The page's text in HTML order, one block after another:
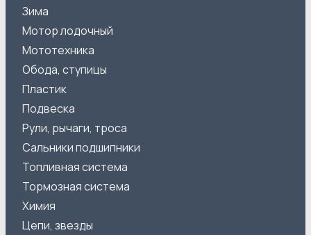
Зима
Мотор лодочный
Мототехника
Обода, ступицы
Пластик
Подвеска
Рули, рычаги, троса
Сальники подшипники
Топливная система
Тормозная система
Химия
Цепи, звезды